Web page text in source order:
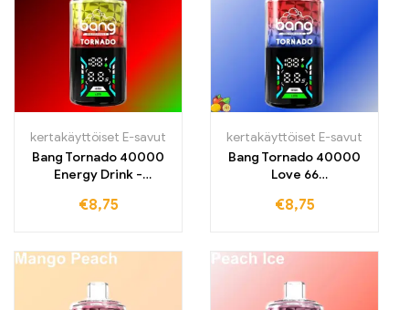
kertakäyttöiset E-savut
Bang Tornado 40000
Energy Drink -
energia-maku 40000
€8,75
kertakäyttöiset E-savut
Bang Tornado 40000
Love 66
eksoottisella
€8,75